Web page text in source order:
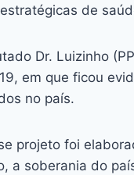
de
Dr. Luizinho
em que ficou
no país.
projeto foi
a soberania do